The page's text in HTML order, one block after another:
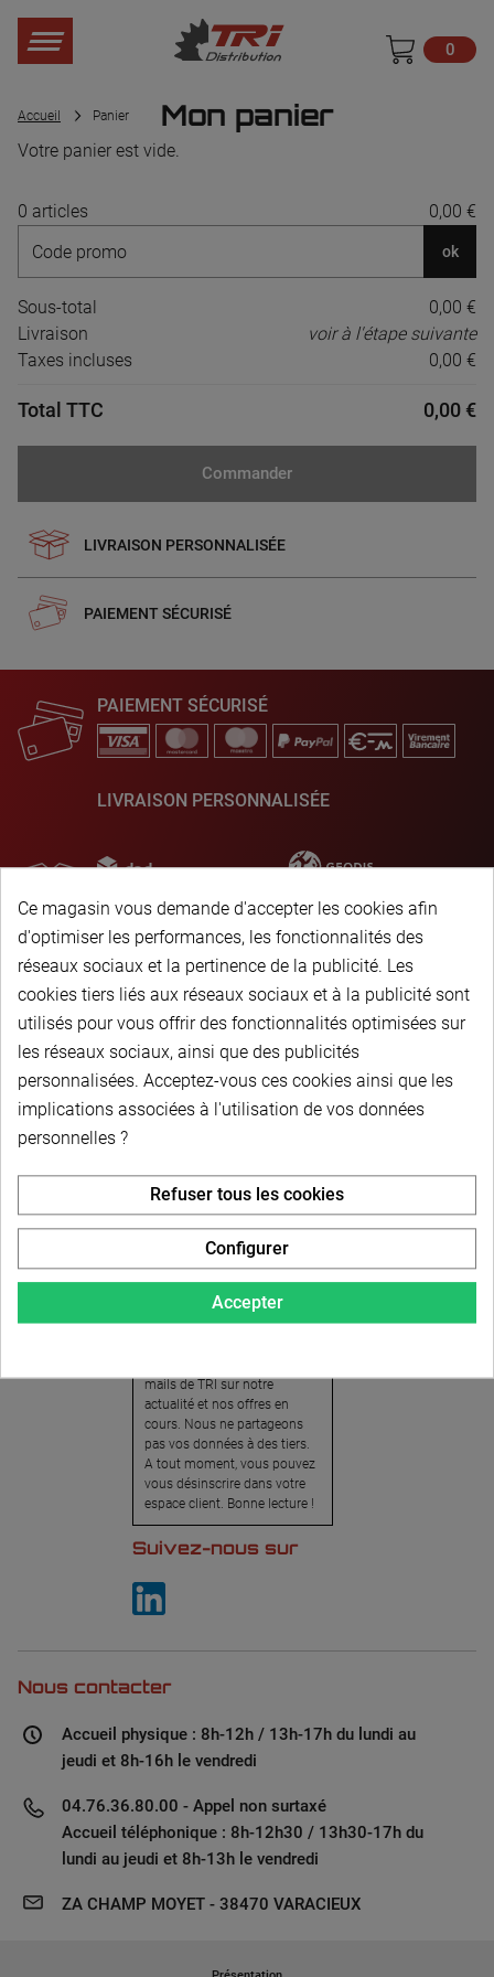
0
Accueil Panier Mon panier
Votre panier est vide.
0 articles 0,00 €
ok
Sous-total
0,00 €
Livraison
voir à l'étape suivante
Taxes incluses
0,00 €
Total TTC 0,00 €
Commander
LIVRAISON PERSONNALISÉE
PAIEMENT SÉCURISÉ
PAIEMENT SÉCURISÉ
LIVRAISON PERSONNALISÉE
Newsletter
Pour recevoir notre
newsletter, nous vous
invitons à créer votre espace
client (cliquez sur « Compte »
en haut à droite de la page) et
cliquer sur « oui » pour vous
mails de TRI sur notre
actualité et nos offres en
cours. Nous ne partageons
pas vos données à des tiers.
A tout moment, vous pouvez
vous désinscrire dans votre
espace client. Bonne lecture !
Suivez-nous sur
Nous contacter
Accueil physique : 8h-12h / 13h-17h du lundi au
jeudi et 8h-16h le vendredi
04.76.36.80.00 - Appel non surtaxé
Accueil téléphonique : 8h-12h30 / 13h30-17h du
lundi au jeudi et 8h-13h le vendredi
ZA CHAMP MOYET - 38470 VARACIEUX
Ce magasin vous demande d'accepter les cookies afin
d'optimiser les performances, les fonctionnalités des
réseaux sociaux et la pertinence de la publicité. Les
cookies tiers liés aux réseaux sociaux et à la publicité sont
utilisés pour vous offrir des fonctionnalités optimisées sur
les réseaux sociaux, ainsi que des publicités
personnalisées. Acceptez-vous ces cookies ainsi que les
implications associées à l'utilisation de vos données
personnelles ?
Accepter
Refuser tous les cookies
Configurer